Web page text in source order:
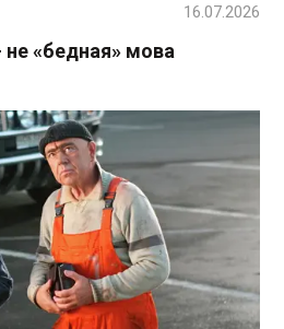
«бедная» мова
16.07.2026